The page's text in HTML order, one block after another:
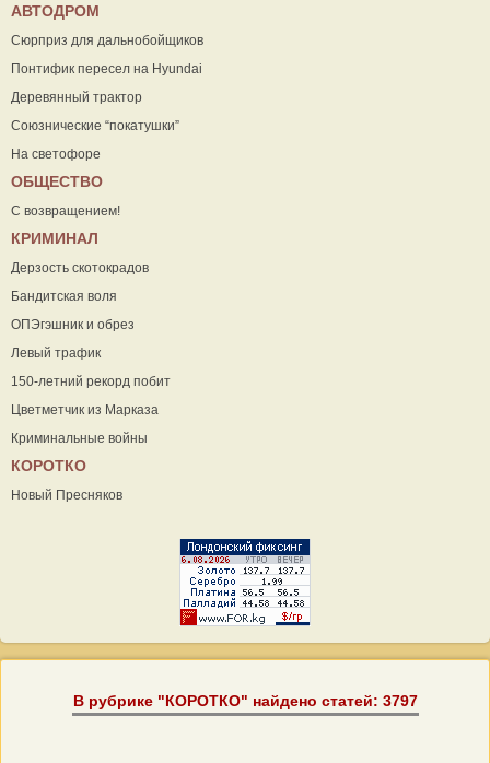
АВТОДРОМ
Сюрприз для дальнобойщиков
Понтифик пересел на Hyundai
Деревянный трактор
Союзнические “покатушки”
На светофоре
ОБЩЕСТВО
С возвращением!
КРИМИНАЛ
Дерзость скотокрадов
Бандитская воля
ОПЭгэшник и обрез
Левый трафик
150-летний рекорд побит
Цветметчик из Марказа
Криминальные войны
КОРОТКО
Новый Пресняков
В рубрике "КОРОТКО" найдено статей: 3797